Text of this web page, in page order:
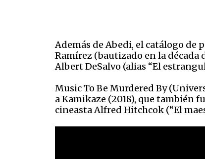
Además de Abedi, el catálogo de
Ramírez (bautizado en la década
Albert DeSalvo (alias “El
Music To Be Murdered By
a Kamikaze (2018), que también
cineasta Alfred Hitchcok (“El